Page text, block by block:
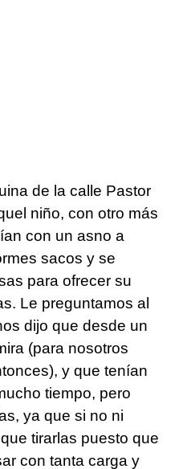
de la calle Pastor
niño, con otro más
con un asno a
sacos y se
para ofrecer su
Le preguntamos al
dijo que desde un
(para nosotros
y que tenían
tiempo, pero
ya que si no ni
tirarlas puesto que
con tanta carga y